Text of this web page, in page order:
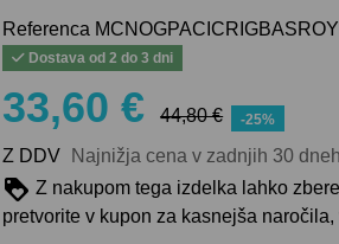
Referenca MCNOGPACICRIGBASROY
Dostava od 2 do 3 dni
33,60 € 44,80 € -25%
Z DDV Najnižja cena v zadnjih 30 dneh
Z nakupom tega izdelka lahko
pretvorite v kupon za kasnejša naročila,